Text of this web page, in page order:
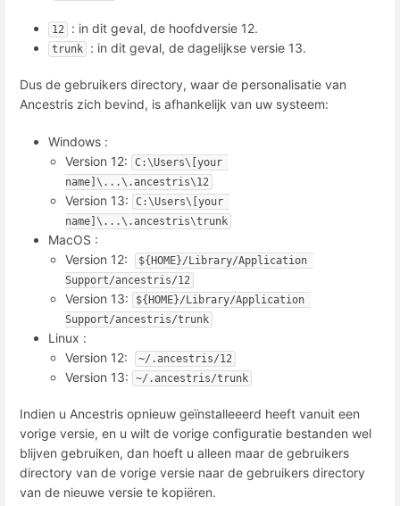
12 : in dit geval, de hoofdversie 12.
trunk : in dit geval, de dagelijkse versie 13.
Dus de gebruikers directory, waar de personalisatie van
Ancestris zich bevind, is afhankelijk van uw systeem:
Windows :
Version 12:
C:\Users\[your
name]\...\.ancestris\12
Version 13:
C:\Users\[your
name]\...\.ancestris\trunk
MacOS :
Version 12:
${HOME}/Library/Application
Support/ancestris/12
Version 13:
${HOME}/Library/Application
Support/ancestris/trunk
Linux :
Version 12:
~/.ancestris/12
Version 13: ~/.ancestris/trunk
Indien u Ancestris opnieuw geïnstalleeerd heeft vanuit een
vorige versie, en u wilt de vorige configuratie bestanden wel
blijven gebruiken, dan hoeft u alleen maar de gebruikers
directory van de vorige versie naar de gebruikers directory
van de nieuwe versie te kopiëren.